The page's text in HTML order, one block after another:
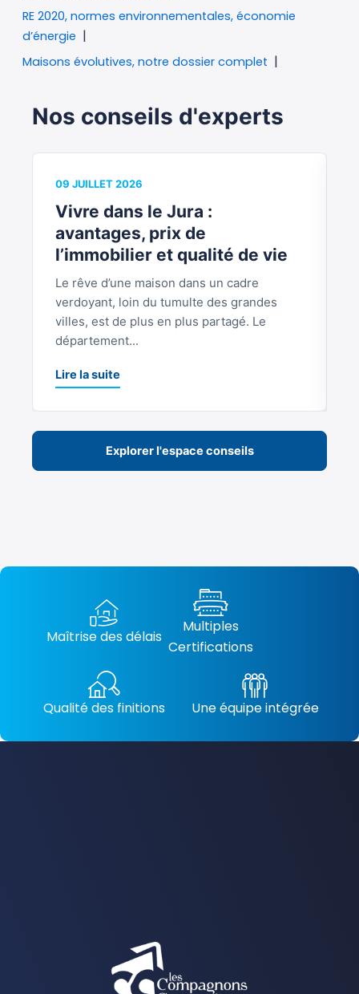
RE 2020, normes environnementales, économie
d’énergie
Maisons évolutives, notre dossier complet
Nos conseils d'experts
09 JUILLET 2026
Vivre dans le Jura :
avantages, prix de
l’immobilier et qualité de vie
Le rêve d’une maison dans un cadre
verdoyant, loin du tumulte des grandes
villes, est de plus en plus partagé. Le
département...
Lire la suite
Explorer l'espace conseils
Maîtrise des délais
Multiples
Certifications
Qualité des finitions Une équipe intégrée